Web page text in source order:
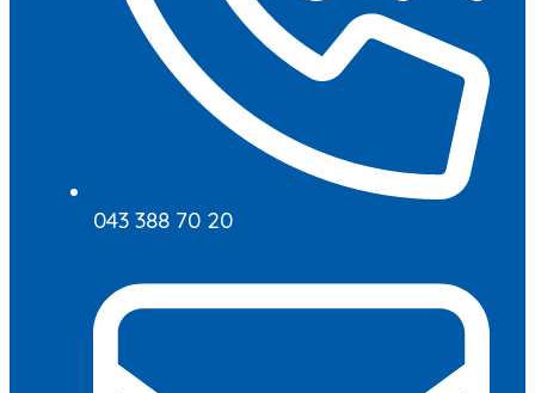
043 388 70 20